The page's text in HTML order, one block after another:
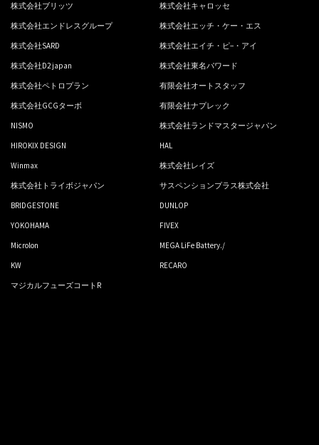
株式会社ブリッツ
株式会社キャロッセ
株式会社エンドレスグループ
株式会社エッチ・ケー・エス
株式会社SARD
株式会社エイチ・ピ−・アイ
株式会社D2 japan
株式会社東名パワード
株式会社ペトロプラン
有限会社オートスタッフ
株式会社GCGターボ
有限会社ナプレック
NISMO
株式会社ランドマスタージャパン
HIROKIX DESIGN
HAL
Winmax
株式会社レイズ
株式会社トライボジャパン
サスペンションプラス株式会社
BRIDGESTONE
DUNLOP
YOKOHAMA
FIVEX
Microlon
MEGA LiFe Battery./
KW
RECARO
マジカルフューズコートR